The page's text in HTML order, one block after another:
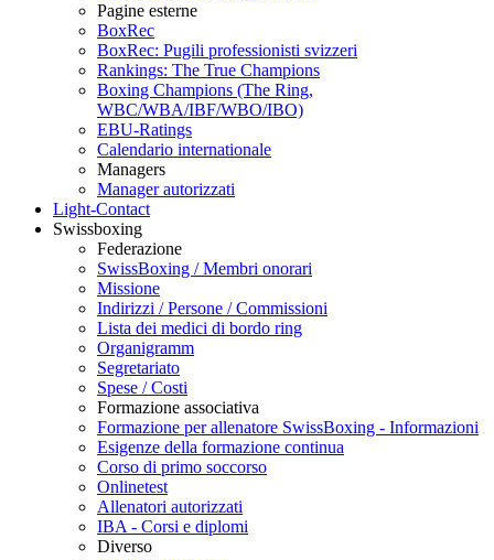
Pagine esterne
BoxRec
BoxRec: Pugili professionisti svizzeri
Rankings: The True Champions
Boxing Champions (The Ring,
WBC/WBA/IBF/WBO/IBO)
EBU-Ratings
Calendario internationale
Managers
Manager autorizzati
Light-Contact
Swissboxing
Federazione
SwissBoxing / Membri onorari
Missione
Indirizzi / Persone / Commissioni
Lista dei medici di bordo ring
Organigramm
Segretariato
Spese / Costi
Formazione associativa
Formazione per allenatore SwissBoxing - Informazioni
Esigenze della formazione continua
Corso di primo soccorso
Onlinetest
Allenatori autorizzati
IBA - Corsi e diplomi
Diverso